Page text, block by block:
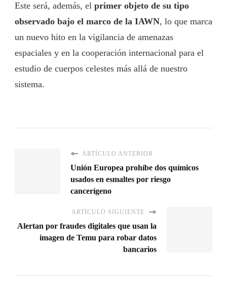
Este será, además, el primer objeto de su tipo
observado bajo el marco de la IAWN, lo que marca
un nuevo hito en la vigilancia de amenazas
espaciales y en la cooperación internacional para el
estudio de cuerpos celestes más allá de nuestro
sistema.
ARTÍCULO ANTERIOR
Unión Europea prohíbe dos químicos
usados en esmaltes por riesgo
cancerígeno
ARTÍCULO SIGUIENTE
Alertan por fraudes digitales que usan la
imagen de Temu para robar datos
bancarios